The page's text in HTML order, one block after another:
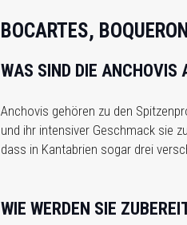
BOCARTES,
WAS SIND DIE ANCHOVIS
Anchovis gehören zu den
und ihr intensiver Geschmack sie
dass in Kantabrien sogar drei
WIE WERDEN SIE